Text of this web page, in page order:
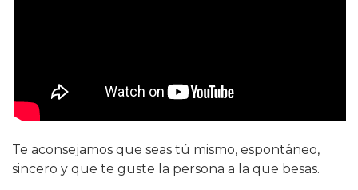
Te aconsejamos que seas tú mismo, espontáneo,
sincero y que te guste la persona a la que besas.